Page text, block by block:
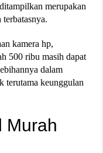
merupakan
kamera hp,
500 ribu masih dapat
dalam
terutama keunggulan
Murah